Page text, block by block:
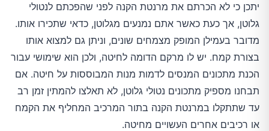
יתכן כי לא הכרתם את מרנטת הקנה לפני שהפכתם לנטולי
גלוטן, אך כעת כאשר אתם נמנעים מגלוטן, כדאי שתכירו אותו.
מדובר בעמילן המופק מצמחים שונים, וניתן גם למצוא אותו
בצורת קמח. יש לו מרקם הדומה לחיטה, ולכן הוא שימושי עבור
הכנת מתכונים המנסים לדמות מנות המבוססות על חיטה. אם
תבחנו מספיק מתכונים נטולי גלוטן, לא תאלצו להמתין זמן רב
עד שתתקלו במרנטת הקנה בתור המרכיב המחליף את הקמח
או רכיבים אחרים העשויים מחיטה.